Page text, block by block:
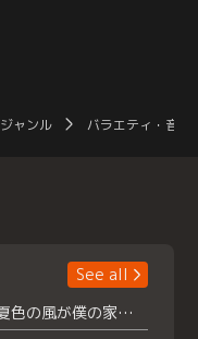
ジャンル バラエティ・音楽
See all
浮所飛貴主演！ 【夏色の風が僕の家にやってきた】 本日よりテラサで独占配信スタート！